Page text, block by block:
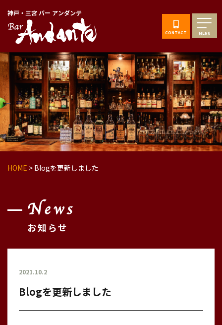
神戸・三宮 バー アンダンテ
CONTACT MENU
HOME > Blogを更新しました
News
お知らせ
2021.10.2
Blogを更新しました